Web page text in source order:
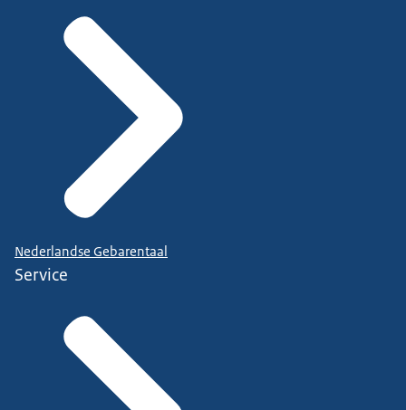
Nederlandse Gebarentaal
Service